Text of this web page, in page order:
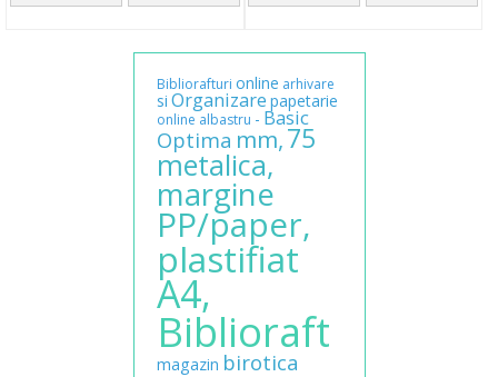
Bibliorafturi online arhivare
si Organizare papetarie
online albastru - Basic
Optima mm,75
metalica,
margine
PP/paper,
plastifiat
A4,
Biblioraft
magazin birotica